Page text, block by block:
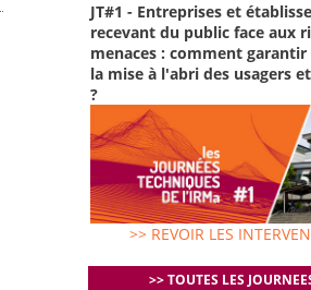
JT#1 - Entreprises et
recevant du public face aux
menaces : comment
la mise à l'abri des usagers
?
>> REVOIR LES
>> TOUTES LES